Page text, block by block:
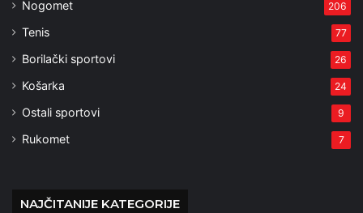
Nogomet 206
Tenis 77
Borilački sportovi 26
Košarka 24
Ostali sportovi 9
Rukomet 7
NAJČITANIJE KATEGORIJE